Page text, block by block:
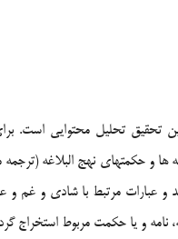
تحقيق تحليل محتوايي است.
ها و حکمتهاي نهج البلاغه
شد و عبارات مرتبط با شادي و غم و
نامه و يا حکمت مربوط استخراج